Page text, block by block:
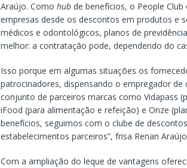
Araújo. Como hub de benefícios, o People
empresas desde os descontos em produtos e
médicos e odontológicos, planos de
melhor: a contratação pode, dependendo do
Isso porque em algumas situações os
patrocinadores, dispensando o empregador
conjunto de parceiros marcas como Vidapass
iFood (para alimentação e refeição) e Onze
benefícios, seguimos com o clube de
estabelecimentos parceiros”, frisa Renan
Com a ampliação do leque de vantagens